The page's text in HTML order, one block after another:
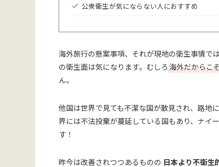
公衆衛生が気にならない人におすすめ
海外旅行の懸案事項、それが現地の衛生事情で
の衛生面は気になります。むしろ海外だからこ
ん。
他国は世界で見ても不潔な国が散見され、路地
界には不法投棄が蔓延している国もあり、ナイ
す！
昨今は改善されつつあるものの 日本より不衛生